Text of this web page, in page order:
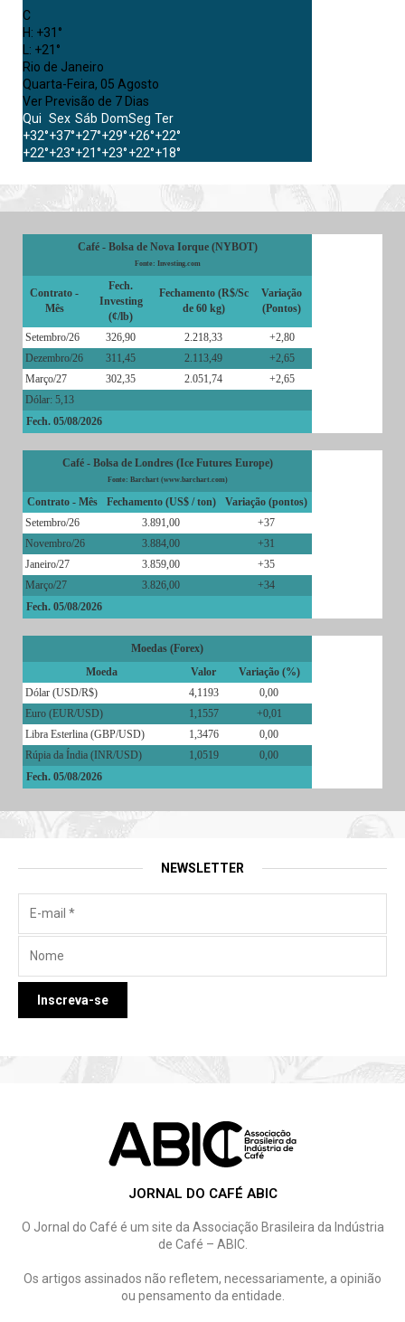
C
H: +31°
L: +21°
Rio de Janeiro
Quarta-Feira, 05 Agosto
Ver Previsão de 7 Dias
Qui Sex Sáb DomSeg Ter
+32°+37°+27°+29°+26°+22°
+22°+23°+21°+23°+22°+18°
Café - Bolsa de Nova Iorque (NYBOT)
Fonte: Investing.com
Contrato -
Mês
Fech.
Investing
(¢/lb)
Fechamento (R$/Sc
de 60 kg)
Variação
(Pontos)
Setembro/26 326,90 2.218,33
+2,80
Dezembro/26
311,45 2.113,49
+2,65
Março/27
302,35 2.051,74
+2,65
Dólar: 5,13
Fech. 05/08/2026
Café - Bolsa de Londres (Ice Futures Europe)
Fonte: Barchart (www.barchart.com)
Contrato - Mês Fechamento (US$ / ton)
Variação (pontos)
Setembro/26
3.891,00
+37
Novembro/26
3.884,00
+31
Janeiro/27
3.859,00
+35
Março/27
3.826,00
+34
Fech. 05/08/2026
Moedas (Forex)
Moeda
Valor
Variação (%)
Dólar (USD/R$)
4,1193
0,00
Euro (EUR/USD)
1,1557
+0,01
Libra Esterlina (GBP/USD)
1,3476
0,00
Rúpia da Índia (INR/USD)
1,0519
0,00
Fech. 05/08/2026
NEWSLETTER
JORNAL DO CAFÉ ABIC
O Jornal do Café é um site da Associação Brasileira da Indústria
de Café – ABIC.
Os artigos assinados não refletem, necessariamente, a opinião
ou pensamento da entidade.